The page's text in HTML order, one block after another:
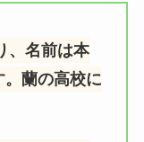
、名前は本
蘭の高校に